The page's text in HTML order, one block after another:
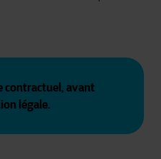
contractuel, avant
légale.